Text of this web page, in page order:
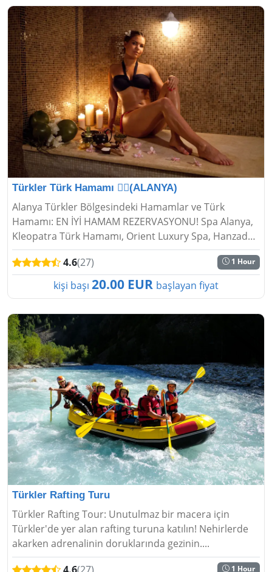
Türkler Türk Hamamı 🧖‍♂️(ALANYA)
Alanya Türkler Bölgesindeki Hamamlar ve Türk
Hamamı: EN İYİ HAMAM REZERVASYONU! Spa Alanya,
Kleopatra Türk Hamamı, Orient Luxury Spa, Hanzade
Türk Hamamı...
4.6(27) 1 Hour
kişi başı 20.00 EUR başlayan fiyat
Türkler Rafting Turu
Türkler Rafting Tour: Unutulmaz bir macera için
Türkler'de yer alan rafting turuna katılın! Nehirlerde
akarken adrenalinin doruklarında gezinin....
1 Hour